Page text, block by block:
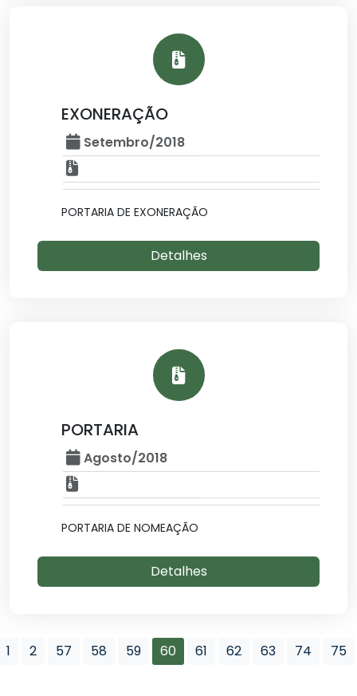
EXONERAÇÃO
Setembro/2018
PORTARIA DE EXONERAÇÃO
Detalhes
PORTARIA
Agosto/2018
PORTARIA DE NOMEAÇÃO
Detalhes
1 2 57 58 59 60 61 62 63 74 75